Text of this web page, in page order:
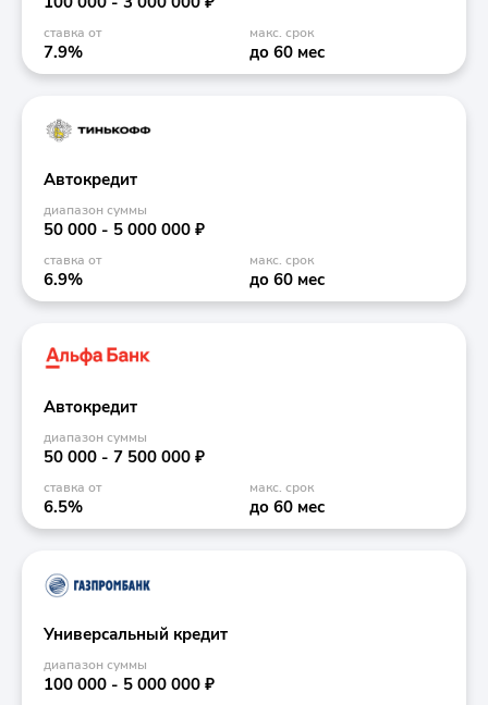
ставка от
7.9%
макс. срок
до 60 мес
Автокредит
ставка от
6.9%
диапазон суммы
50 000 - 5 000 000 ₽
макс. срок
до 60 мес
Автокредит
ставка от
6.5%
диапазон суммы
50 000 - 7 500 000 ₽
макс. срок
до 60 мес
Универсальный кредит
диапазон суммы
100 000 - 5 000 000 ₽